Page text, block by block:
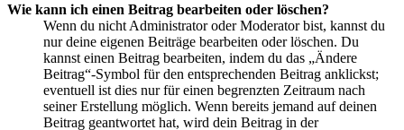
Wie kann ich einen Beitrag bearbeiten oder löschen?
Wenn du nicht Administrator oder Moderator bist, kannst du
nur deine eigenen Beiträge bearbeiten oder löschen. Du
kannst einen Beitrag bearbeiten, indem du das „Ändere
Beitrag“-Symbol für den entsprechenden Beitrag anklickst;
eventuell ist dies nur für einen begrenzten Zeitraum nach
seiner Erstellung möglich. Wenn bereits jemand auf deinen
Beitrag geantwortet hat, wird dein Beitrag in der